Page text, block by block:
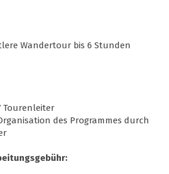
Wandertour bis 6 Stunden
Tourenleiter
des Programmes durch